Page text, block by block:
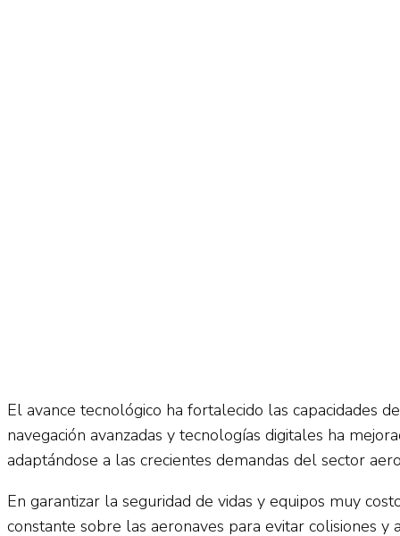
El avance tecnológico ha fortalecido las capacidades
navegación avanzadas y tecnologías digitales ha
adaptándose a las crecientes demandas del sector
En garantizar la seguridad de vidas y equipos muy
constante sobre las aeronaves para evitar colisiones y